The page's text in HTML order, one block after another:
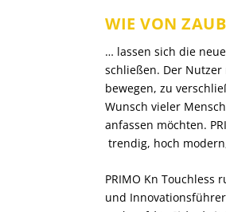
WIE VON
… lassen sich die
schließen. Der
bewegen, zu
Wunsch vieler
anfassen möchten.
trendig, hoch
PRIMO Kn
und